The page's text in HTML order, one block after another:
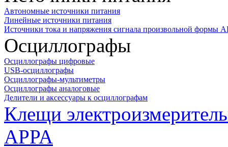
Автономные источники питания
Линейные источники питания
Источники тока и напряжения сигнала произвольной формы
Осциллографы
Осциллографы цифровые
USB-осциллографы
Осциллографы-мультиметры
Осциллографы аналоговые
Делители и аксессуары к осциллографам
Клещи
APPA